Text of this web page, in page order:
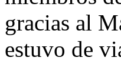
gracias al
estuvo de